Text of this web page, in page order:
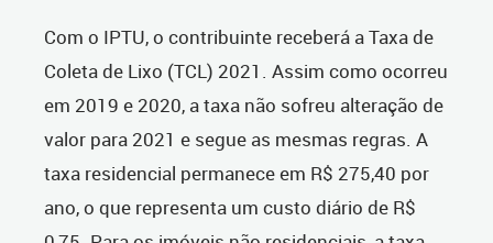
Com o IPTU, o contribuinte receberá a Taxa de
Coleta de Lixo (TCL) 2021. Assim como ocorreu
em 2019 e 2020, a taxa não sofreu alteração de
valor para 2021 e segue as mesmas regras. A
taxa residencial permanece em R$ 275,40 por
ano, o que representa um custo diário de R$